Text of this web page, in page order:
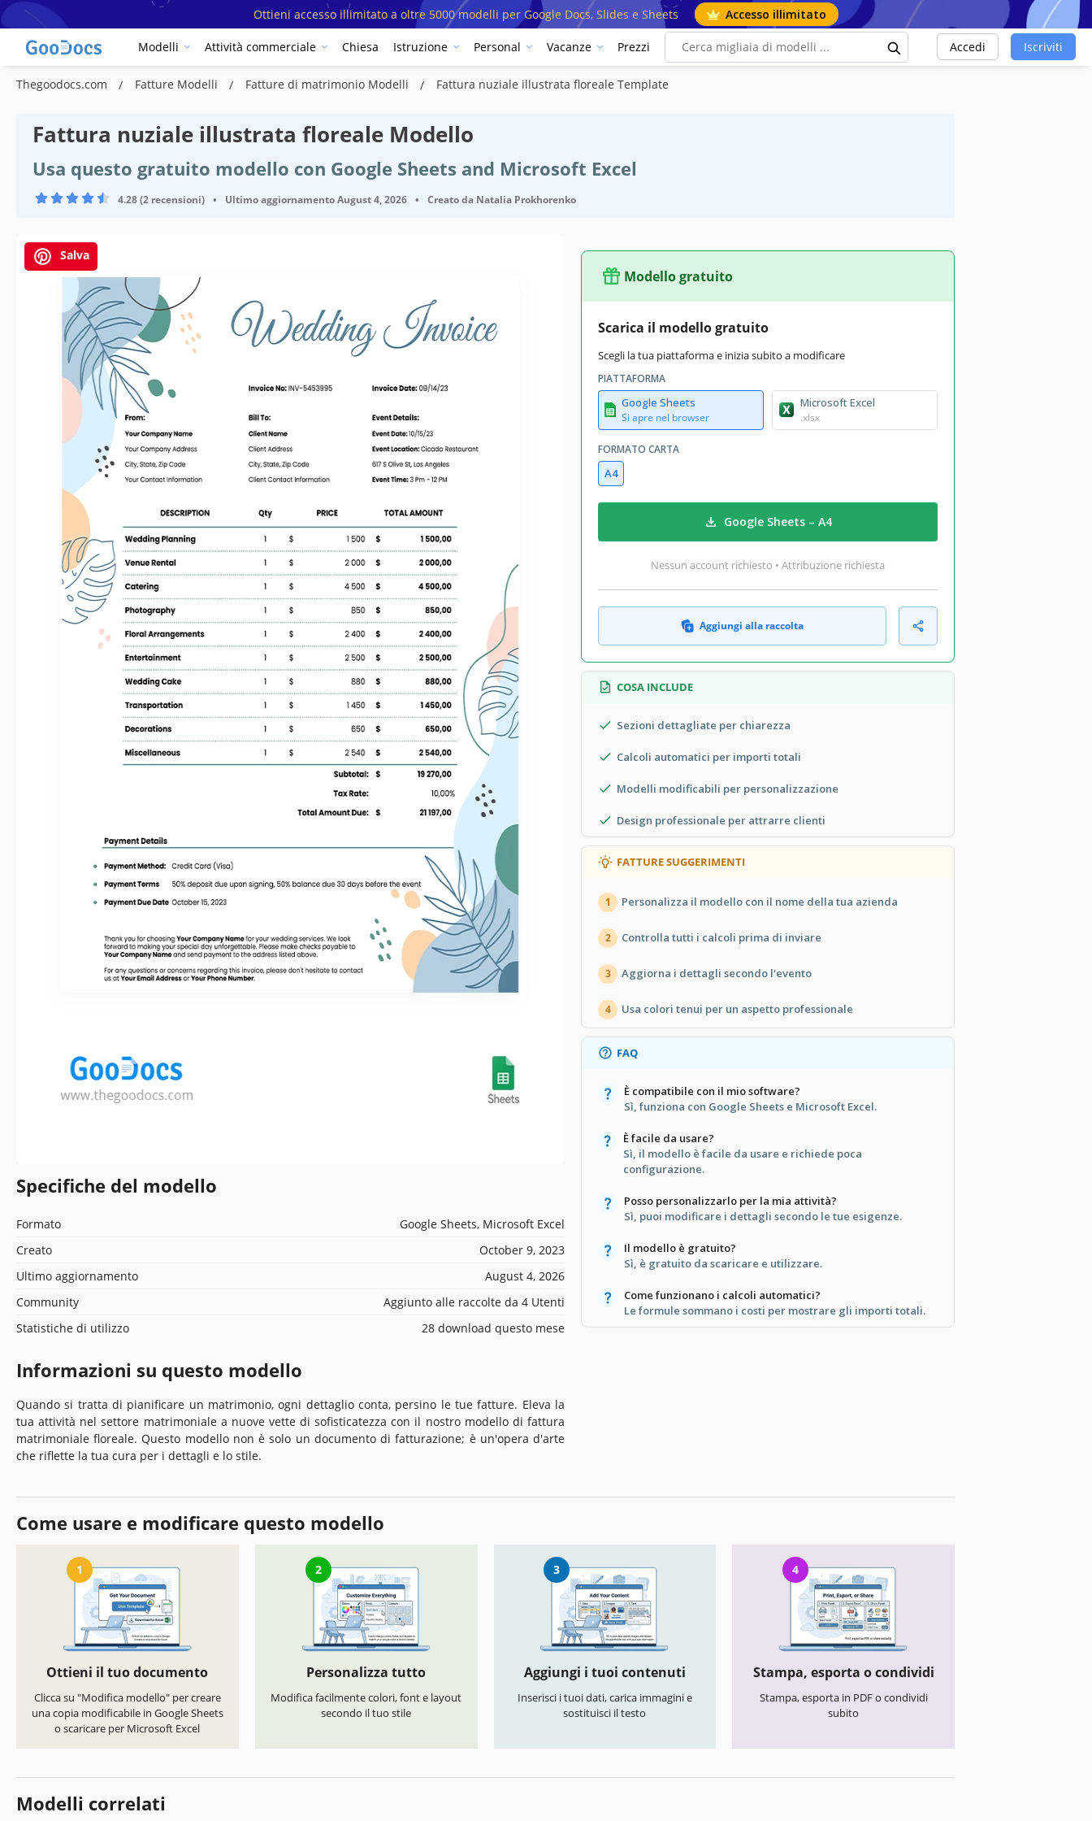
Ottieni accesso illimitato a oltre 5000 modelli per Google Docs, Slides e Sheets Accesso illimitato
Modelli Attività commerciale Chiesa Istruzione Personal Vacanze Prezzi Accedi Iscriviti
Thegoodocs.com Fatture Modelli Fatture di matrimonio Modelli Fattura nuziale illustrata floreale Template
Fattura nuziale illustrata floreale Modello
Usa questo gratuito modello con Google Sheets and Microsoft Excel
4.28 (2 recensioni) • Ultimo aggiornamentoAugust 4, 2026 • Creato da Natalia Prokhorenko
Salva
Specifiche del modello
Formato
Google Sheets, Microsoft Excel
Creato
October 9, 2023
Ultimo aggiornamento
August 4, 2026
Community
Aggiunto alle raccolte da 4 Utenti
Statistiche di utilizzo
28 download questo mese
Informazioni su questo modello
Quando si tratta di pianificare un matrimonio, ogni dettaglio conta, persino le tue fatture. Eleva la
tua attività nel settore matrimoniale a nuove vette di sofisticatezza con il nostro modello di fattura
matrimoniale floreale. Questo modello non è solo un documento di fatturazione; è un'opera d'arte
che riflette la tua cura per i dettagli e lo stile.
Modello gratuito
Scarica il modello gratuito
Scegli la tua piattaforma e inizia subito a modificare
PIATTAFORMA
Google Sheets
Si apre nel browser
Microsoft Excel
.xlsx
FORMATO CARTA
A4
Google Sheets – A4
Nessun account richiesto • Attribuzione richiesta
Aggiungi alla raccolta
COSA INCLUDE
Sezioni dettagliate per chiarezza
Calcoli automatici per importi totali
Modelli modificabili per personalizzazione
Design professionale per attrarre clienti
FATTURE SUGGERIMENTI
1 Personalizza il modello con il nome della tua azienda
2 Controlla tutti i calcoli prima di inviare
3 Aggiorna i dettagli secondo l'evento
4 Usa colori tenui per un aspetto professionale
FAQ
È compatibile con il mio software?
Sì, funziona con Google Sheets e Microsoft Excel.
È facile da usare?
Sì, il modello è facile da usare e richiede poca
configurazione.
Posso personalizzarlo per la mia attività?
Sì, puoi modificare i dettagli secondo le tue esigenze.
Il modello è gratuito?
Sì, è gratuito da scaricare e utilizzare.
Come funzionano i calcoli automatici?
Le formule sommano i costi per mostrare gli importi totali.
Come usare e modificare questo modello
1
Ottieni il tuo documento
Clicca su "Modifica modello" per creare
una copia modificabile in Google Sheets
o scaricare per Microsoft Excel
2
Personalizza tutto
Modifica facilmente colori, font e layout
secondo il tuo stile
3
Aggiungi i tuoi contenuti
Inserisci i tuoi dati, carica immagini e
sostituisci il testo
4
Stampa, esporta o condividi
Stampa, esporta in PDF o condividi
subito
Modelli correlati